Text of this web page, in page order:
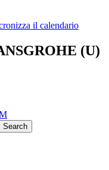
il calendario
(U)